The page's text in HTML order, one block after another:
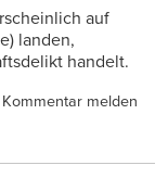
auf
landen,
handelt.
Kommentar melden